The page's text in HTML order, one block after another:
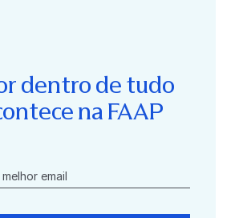
dentro de tudo
na FAAP